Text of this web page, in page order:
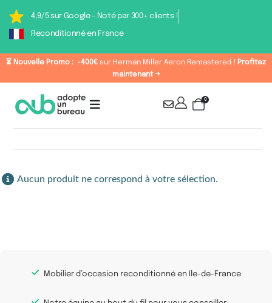
4,9/5 sur Google - Noté par 300+ clients !
Reconditionné en France
⏳ Nouvelle Promo : -400€ sur Herman Miller Aeron Remastered ! Profitez
maintenant →
0
Couleur : Gris clair
Aucun produit ne correspond à votre sélection.
Mobilier d’occasion reconditionné en Ile-de-France